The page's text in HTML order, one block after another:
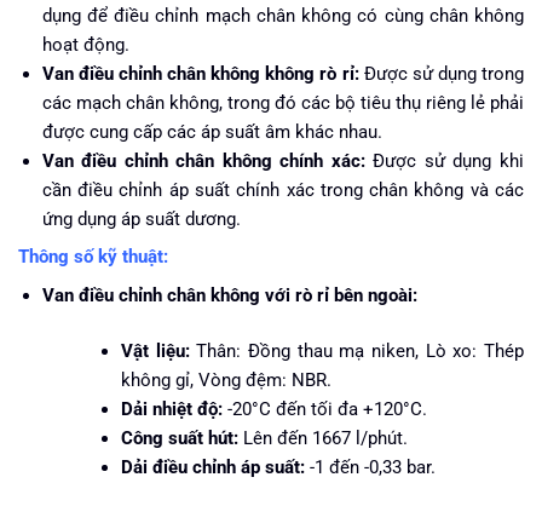
dụng để điều chỉnh mạch chân không có cùng chân không
hoạt động.
Van điều chỉnh chân không không rò rỉ:Được sử dụng trong
các mạch chân không, trong đó các bộ tiêu thụ riêng lẻ phải
được cung cấp các áp suất âm khác nhau.
Van điều chỉnh chân không chính xác:Được sử dụng khi
cần điều chỉnh áp suất chính xác trong chân không và các
ứng dụng áp suất dương.
Thông số kỹ thuật:
Van điều chỉnh chân không với rò rỉ bên ngoài:
Vật liệu:Thân: Đồng thau mạ niken, Lò xo: Thép
không gỉ, Vòng đệm: NBR.
Dải nhiệt độ: -20°C đến tối đa +120°C.
Công suất hút: Lên đến 1667 l/phút.
Dải điều chỉnh áp suất: -1 đến -0,33 bar.